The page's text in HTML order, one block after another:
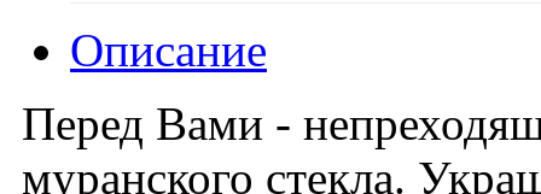
Описание
Перед Вами -
муранского стекла.